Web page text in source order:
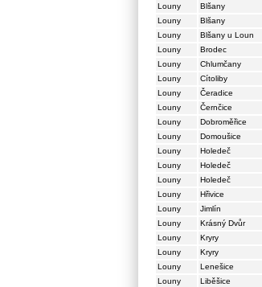
Louny
Blšany
Louny
Blšany
Louny
Blšany u Loun
Louny
Brodec
Louny
Chlumčany
Louny
Cítoliby
Louny
Čeradice
Louny
Černčice
Louny
Dobroměřice
Louny
Domoušice
Louny
Holedeč
Louny
Holedeč
Louny
Holedeč
Louny
Hřivice
Louny
Jimlín
Louny
Krásný Dvůr
Louny
Kryry
Louny
Kryry
Louny
Lenešice
Louny
Liběšice